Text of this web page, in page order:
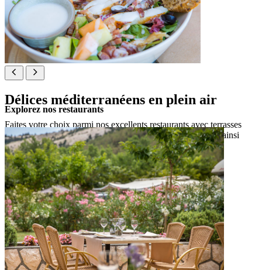
Délices méditerranéens en plein air
Faites votre choix parmi nos excellents restaurants avec terrasses
ouvertes, dont le restaurant principal du complexe, Pharos, ainsi
qu’une sélection de petits bistrots en bord de mer.
Explorez nos restaurants